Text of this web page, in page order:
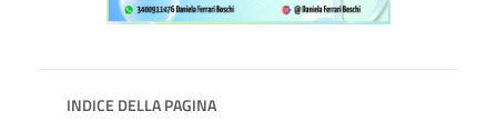
INDICE DELLA PAGINA